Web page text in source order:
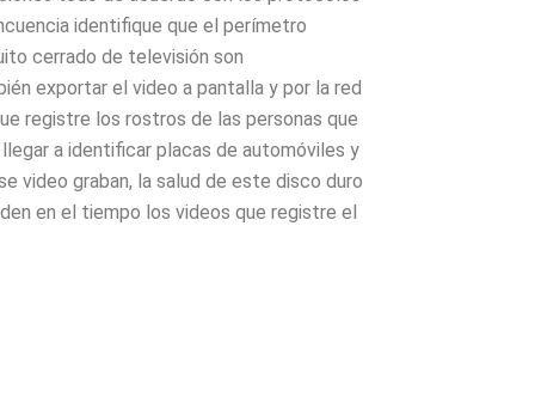
identifique que el perímetro
cerrado de televisión son
exportar el video a pantalla y por la red
registre los rostros de las personas que
a identificar placas de automóviles y
video graban, la salud de este disco duro
en el tiempo los videos que registre el